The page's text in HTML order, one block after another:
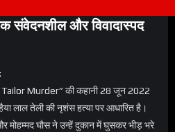
और विवादास्पद
Murder” की कहानी 28 जून 2022
लाल तेली की नृशंस हत्या पर आधारित है।
और मोहम्मद घौस ने उन्हें दुकान में घुसकर भीड़ भरे